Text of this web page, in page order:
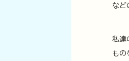
など
私達
もの